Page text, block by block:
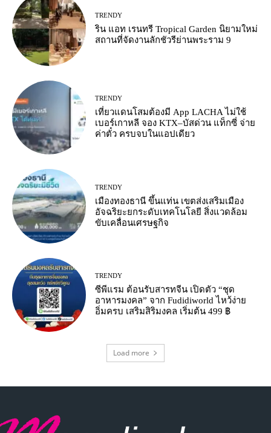
TRENDY
ริน แอท เรนทรี Tropical Garden นิยามใหม่
สถานที่จัดงานลักชัวรีย่านพระราม 9
TRENDY
เที่ยวแดนโสมต้องมี App LACHA ไม่ใช้
เบอร์เกาหลี จอง KTX–บัสด่วน แท็กซี่ จ่าย
ค่าตั๋ว ครบจบในแอปเดียว
TRENDY
เมืองทองธานี ขึ้นแท่น เขตส่งเสริมเมือง
อัจฉริยะยกระดับเทคโนโลยี สิ่งแวดล้อม
ขับเคลื่อนเศรษฐกิจ
TRENDY
ซีพีแรม ต้อนรับสารทจีน เปิดตัว “ชุด
อาหารมงคล” จาก Fudidiworld ไหว้ง่าย
อิ่มครบ เสริมสิริมงคล เริ่มต้น 499 ฿
Load more